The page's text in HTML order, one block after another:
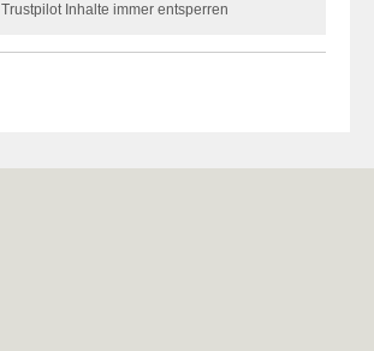
Trustpilot Inhalte immer entsperren